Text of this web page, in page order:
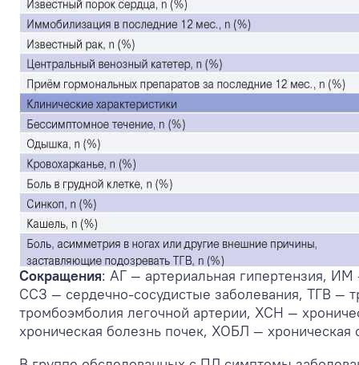
Сокращения: АГ — артериальная гипертензия,
ССЗ — сердечно-сосудистые заболевания, ТГВ —
тромбоэмболия легочной артерии, ХСН —
хроническая болезнь почек, ХОБЛ — хроническая